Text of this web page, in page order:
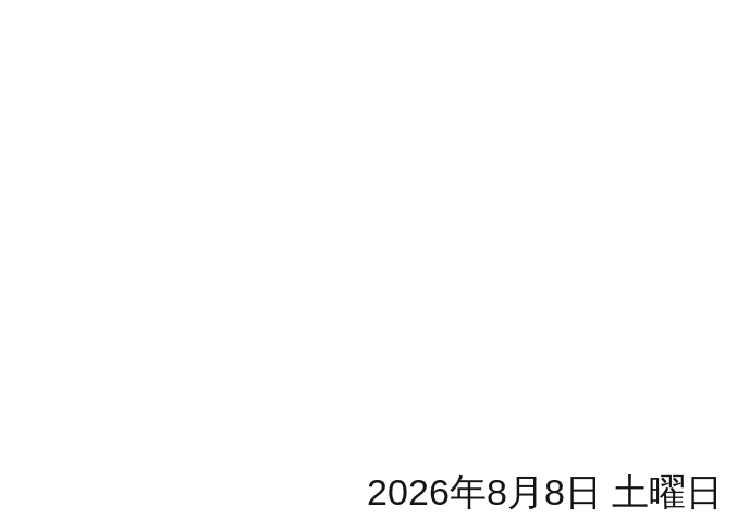
2026年8月8日 土曜日